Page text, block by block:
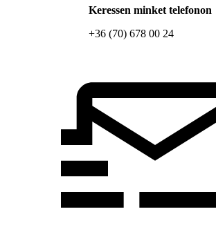
Keressen minket telefonon
+36 (70) 678 00 24